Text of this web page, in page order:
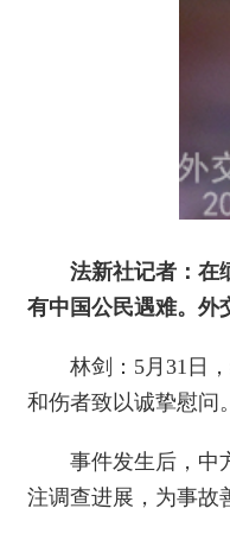
法新社记者：在
有中国公民遇难。外
林剑：5月31日
和伤者致以诚挚慰问。
事件发生后，中
注调查进展，为事故